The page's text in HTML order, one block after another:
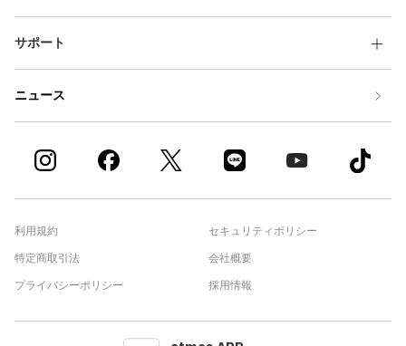
サポート
ニュース
利用規約
特定商取引法
プライバシーポリシー
セキュリティポリシー
会社概要
採用情報